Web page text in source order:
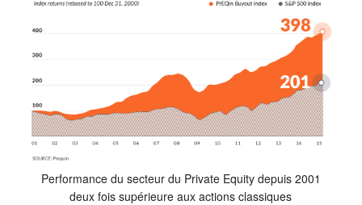
Performance du secteur du Private Equity depuis 2001
deux fois supérieure aux actions classiques